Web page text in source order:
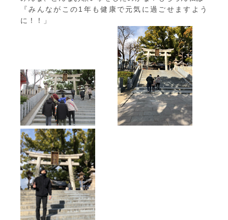
『みんながこの1年も健康で元気に過ごせますよう
に！！」